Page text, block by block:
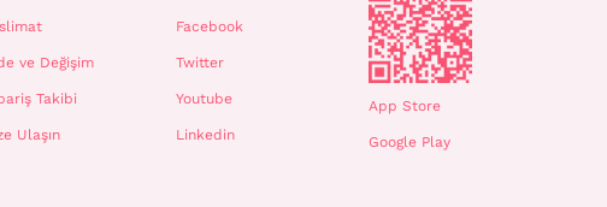
ve Değişim
Takibi
Ulaşın
Facebook
Twitter
Youtube
Linkedin
App Store
Google Play